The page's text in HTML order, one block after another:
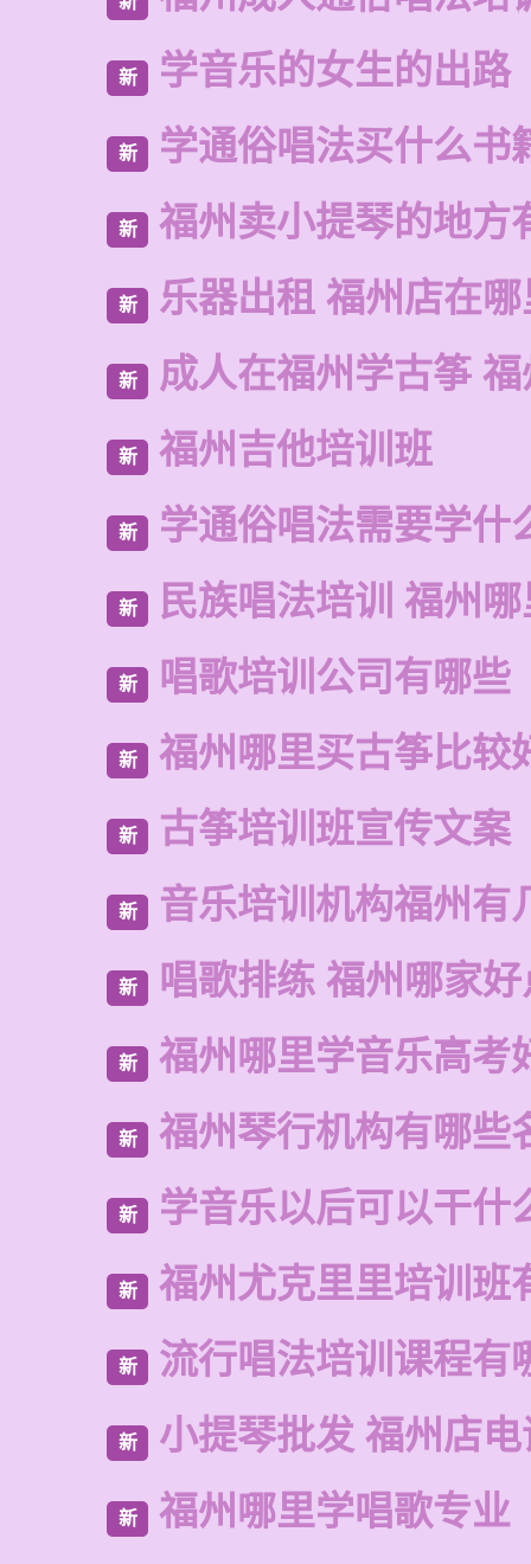
新 学音乐的女生的出路
新 学通俗唱法买什么书
新 福州卖小提琴的地方
新 乐器出租 福州店在
新 成人在福州学古筝
新 福州吉他培训班
新 学通俗唱法需要学什
新 民族唱法培训 福州
新 唱歌培训公司有哪些
新 福州哪里买古筝比较
新 古筝培训班宣传文案
新 音乐培训机构福州有
新 唱歌排练 福州哪家好
新 福州哪里学音乐高考
新 福州琴行机构有哪些
新 学音乐以后可以干什
新 福州尤克里里培训班
新 流行唱法培训课程有
新 小提琴批发 福州店电
新 福州哪里学唱歌专业